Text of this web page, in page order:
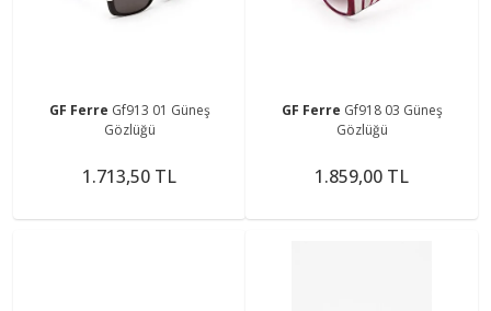
GF Ferre Gf913 01 Güneş
Gözlüğü
1.713,50 TL
GF Ferre Gf918 03 Güneş
Gözlüğü
1.859,00 TL